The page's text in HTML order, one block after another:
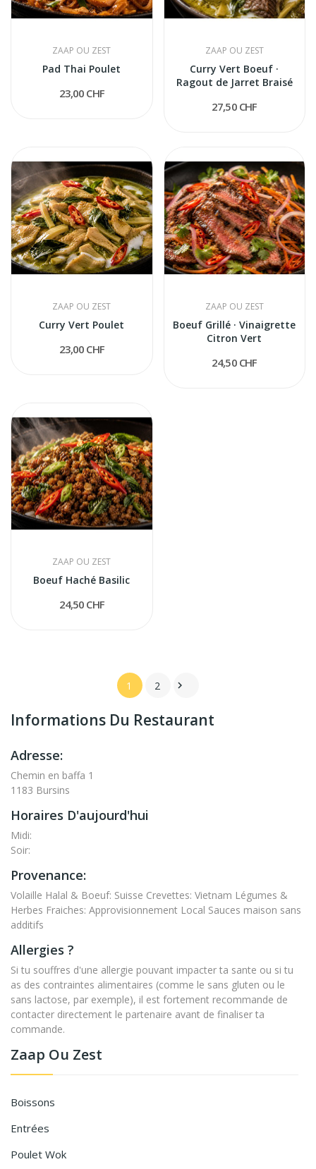
Zaap Ou Zest
Boissons
Entrées
Poulet Wok
ZAAP OU ZEST
Pad Thai Poulet
23,00 CHF
ZAAP OU ZEST
Curry Vert Boeuf ·
Ragout de Jarret Braisé
27,50 CHF
ZAAP OU ZEST
Curry Vert Poulet
23,00 CHF
ZAAP OU ZEST
Boeuf Grillé · Vinaigrette
Citron Vert
24,50 CHF
ZAAP OU ZEST
Boeuf Haché Basilic
24,50 CHF
1 2 
Informations Du Restaurant
Adresse:
Chemin en baffa 1
1183 Bursins
Horaires D'aujourd'hui
Midi:
Soir:
Provenance:
Volaille Halal & Boeuf: Suisse Crevettes: Vietnam Légumes &
Herbes Fraiches: Approvisionnement Local Sauces maison sans
additifs
Allergies ?
Si tu souffres d'une allergie pouvant impacter ta sante ou si tu
as des contraintes alimentaires (comme le sans gluten ou le
sans lactose, par exemple), il est fortement recommande de
contacter directement le partenaire avant de finaliser ta
commande.